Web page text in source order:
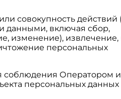
совокупность
данными, включая сбор,
изменение),
персональных
соблюдения
персональных данных